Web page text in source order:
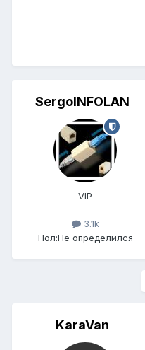
SergoINFOLAN
VIP
3.1k
Пол:Не определился
KaraVan